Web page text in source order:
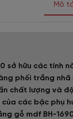
Mô
sở hữu các tính
phối trắng
chất lượng và
các bậc phụ
gỗ mdf BH-